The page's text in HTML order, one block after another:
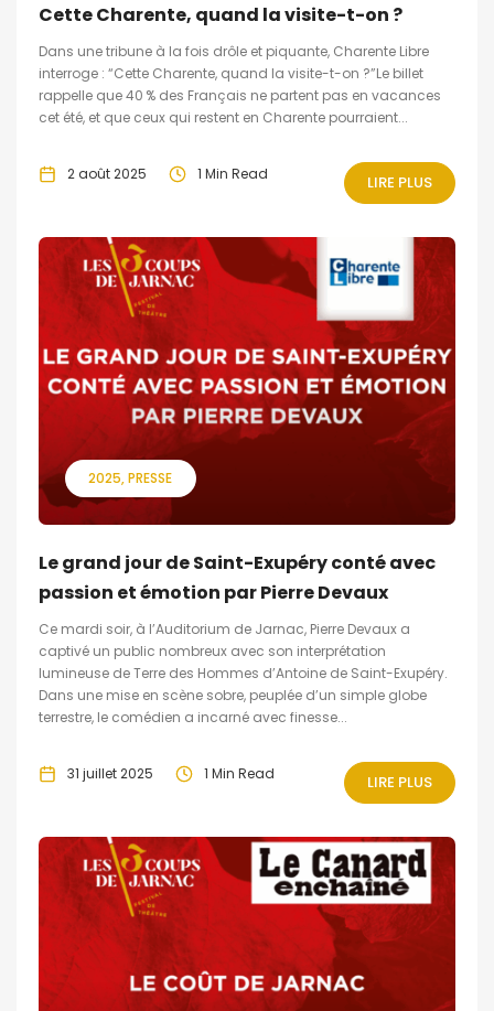
Cette Charente, quand la visite-t-on ?
Dans une tribune à la fois drôle et piquante, Charente Libre
interroge : “Cette Charente, quand la visite-t-on ?”Le billet
rappelle que 40 % des Français ne partent pas en vacances
cet été, et que ceux qui restent en Charente pourraient...
2 août 2025 1 Min Read LIRE PLUS
2025 PRESSE
Le grand jour de Saint-Exupéry conté avec
passion et émotion par Pierre Devaux
Ce mardi soir, à l’Auditorium de Jarnac, Pierre Devaux a
captivé un public nombreux avec son interprétation
lumineuse de Terre des Hommes d’Antoine de Saint-Exupéry.
Dans une mise en scène sobre, peuplée d’un simple globe
terrestre, le comédien a incarné avec finesse...
31 juillet 2025 1 Min Read LIRE PLUS